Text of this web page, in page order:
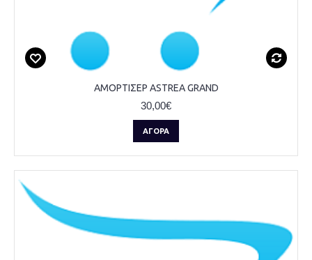
ΑΜΟΡΤΙΣΕΡ ASTREA GRAND
30,00€
ΑΓΟΡΆ